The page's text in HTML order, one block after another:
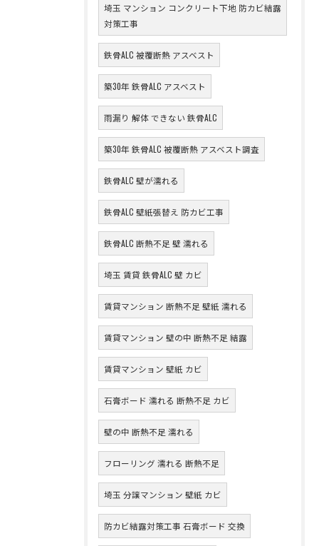
埼玉 マンション コンクリート下地 防カビ結露
対策工事
鉄骨ALC 被覆断熱 アスベスト
築30年 鉄骨ALC アスベスト
雨漏り 解体 できない 鉄骨ALC
築30年 鉄骨ALC 被覆断熱 アスベスト調査
鉄骨ALC 壁が濡れる
鉄骨ALC 壁紙張替え 防カビ工事
鉄骨ALC 断熱不足 壁 濡れる
埼玉 賃貸 鉄骨ALC 壁 カビ
賃貸マンション 断熱不足 壁紙 濡れる
賃貸マンション 壁の中 断熱不足 結露
賃貸マンション 壁紙 カビ
石膏ボード 濡れる 断熱不足 カビ
壁の中 断熱不足 濡れる
フローリング 濡れる 断熱不足
埼玉 分譲マンション 壁紙 カビ
防カビ結露対策工事 石膏ボード 交換